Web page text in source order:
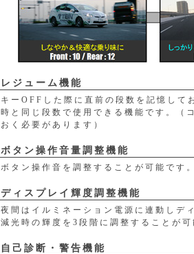
レジューム機能
キーOFFした際に直前の段数を記憶して
時と同じ段数で使用できる機能です。（
おく必要があります）
ボタン操作音量調整機能
ボタン操作音を調整することが可能です
ディスプレイ輝度調整機能
夜間はイルミネーション電源に連動しデ
減光時の輝度を3段階に調整することが可
自己診断・警告機能